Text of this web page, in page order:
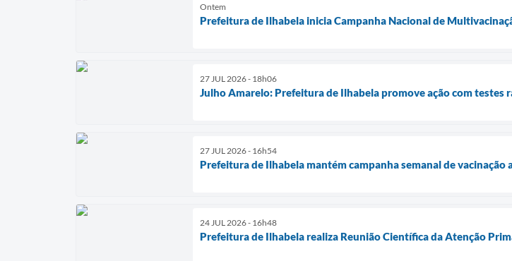
Ontem
Prefeitura de Ilhabela inicia Campanha Nacional de
27 JUL 2026 - 18h06
Julho Amarelo: Prefeitura de Ilhabela promove ação com testes
27 JUL 2026 - 16h54
Prefeitura de Ilhabela mantém campanha semanal de
24 JUL 2026 - 16h48
Prefeitura de Ilhabela realiza Reunião Científica da Atenção